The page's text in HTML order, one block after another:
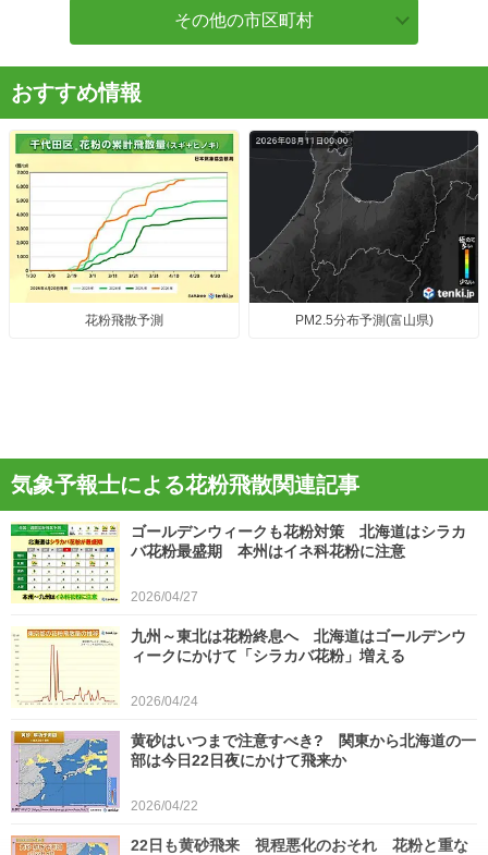
その他の市区町村
おすすめ情報
花粉飛散予測 PM2.5分布予測(富山県)
気象予報士による花粉飛散関連記事
ゴールデンウィークも花粉対策 北海道はシラカ
バ花粉最盛期 本州はイネ科花粉に注意
2026/04/27
九州～東北は花粉終息へ 北海道はゴールデンウ
ィークにかけて「シラカバ花粉」増える
2026/04/24
黄砂はいつまで注意すべき? 関東から北海道の一
部は今日22日夜にかけて飛来か
2026/04/22
22日も黄砂飛来 視程悪化のおそれ 花粉と重な